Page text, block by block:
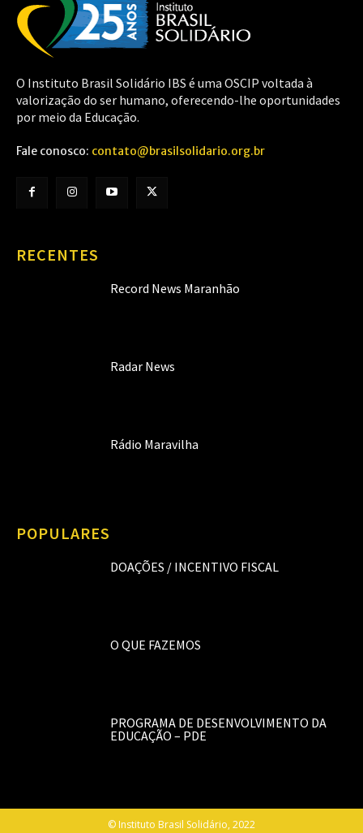
O Instituto Brasil Solidário IBS é uma OSCIP voltada à
valorização do ser humano, oferecendo-lhe oportunidades
por meio da Educação.
Fale conosco: contato@brasilsolidario.org.br
RECENTES
Record News Maranhão
Radar News
Rádio Maravilha
POPULARES
DOAÇÕES / INCENTIVO FISCAL
O QUE FAZEMOS
PROGRAMA DE DESENVOLVIMENTO DA
EDUCAÇÃO – PDE
© Instituto Brasil Solidário, 2022